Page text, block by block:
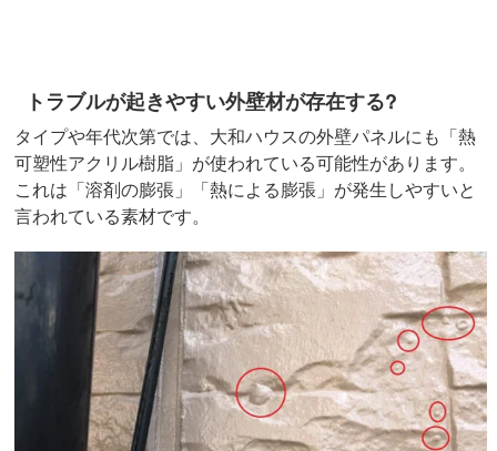
トラブルが起きやすい外壁材が存在する?
タイプや年代次第では、大和ハウスの外壁パネルにも「熱
可塑性アクリル樹脂」が使われている可能性があります。
これは「溶剤の膨張」「熱による膨張」が発生しやすいと
言われている素材です。